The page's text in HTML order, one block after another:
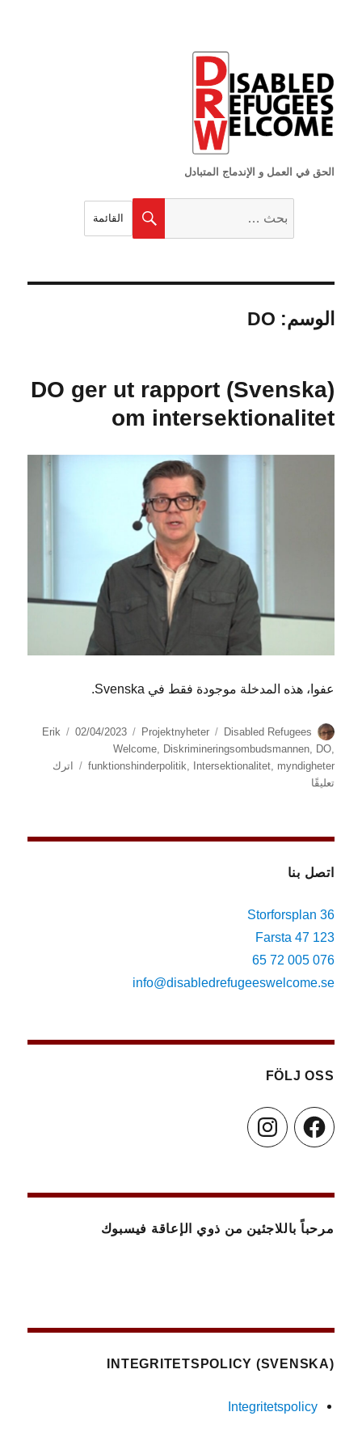
الحق في العمل و الإندماج المتبادل
بحث
القائمة
الوسم: DO
(Svenska) DO ger ut rapport
om intersektionalitet
عفوا، هذه المدخلة موجودة فقط في Svenska.
الكاتب Erik
نُشرت 02/04/2023
التصنيفات Projektnyheter
الوسوم Disabled Refugees
Welcome, Diskrimineringsombudsmannen, DO,
funktionshinderpolitik, Intersektionalitet, myndigheter
اترك
تعليقًا
rapport
اتصل بنا
Storforsplan 36
123 47 Farsta
076 005 72 65
info@disabledrefugeeswelcome.se
FÖLJ OSS
Facebook
Instagram
مرحباً باللاجئين من ذوي الإعاقة فيسبوك
(SVENSKA) INTEGRITETSPOLICY
Integritetspolicy